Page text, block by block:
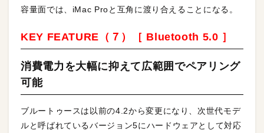
容量面では、iMac Proと互角に渡り合えることになる。
KEY FEATURE（７）［ Bluetooth 5.0 ］
消費電力を大幅に抑えて広範囲でペアリング
可能
ブルートゥースは以前の4.2から変更になり、次世代モデ
ルと呼ばれているバージョン5にハードウェアとして対応